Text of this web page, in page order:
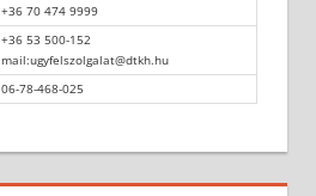
+36 70 474 9999
+36 53 500-152
mail:ugyfelszolgalat@dtkh.hu
06-78-468-025